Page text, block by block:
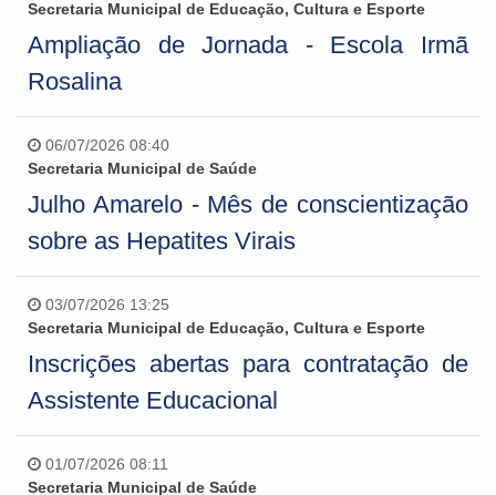
Secretaria Municipal de Educação, Cultura e Esporte
Ampliação de Jornada - Escola Irmã
Rosalina
06/07/2026 08:40
Secretaria Municipal de Saúde
Julho Amarelo - Mês de conscientização
sobre as Hepatites Virais
03/07/2026 13:25
Secretaria Municipal de Educação, Cultura e Esporte
Inscrições abertas para contratação de
Assistente Educacional
01/07/2026 08:11
Secretaria Municipal de Saúde